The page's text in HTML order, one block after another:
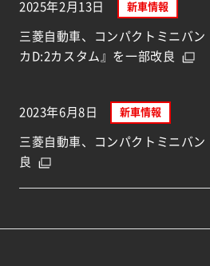
2025年2月13日 新車情報
三菱自動車、コンパクトミニバン
カD:2カスタム』を一部改良
2023年6月8日 新車情報
三菱自動車、コンパクトミニバ
良